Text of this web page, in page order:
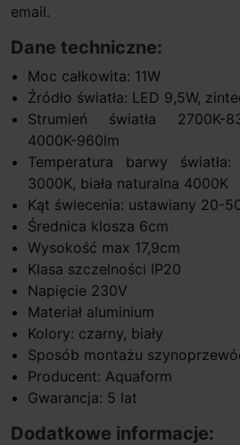
email.
Dane techniczne:
Moc całkowita: 11W
Źródło światła: LED 9,5W,
Strumień światła 2700K-
4000K-960lm
Temperatura barwy
3000K, biała naturalna 4000K
Kąt świecenia: ustawiany 20-
Średnica klosza 6cm
Wysokość max 17,9cm
Klasa szczelności IP20
Napięcie 230V
Materiał aluminium
Kolory: czarny, biały
Sposób montażu
Producent: Aquaform
Gwarancja: 5 lat
Dodatkowe informacje: